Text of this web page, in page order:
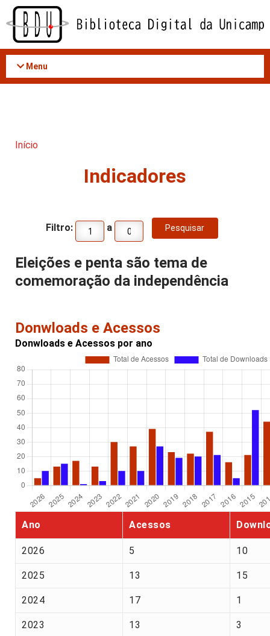
Acessar
conteúdo
Menu
Início
Indicadores
Filtro: a
Eleições e penta são tema de
comemoração da independência
Donwloads e Acessos
Donwloads e Acessos por ano
Ano Acessos
2026 5 10
2025 13 15
2024 17 1
2023 13 3